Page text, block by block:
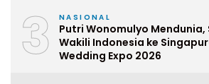
3 NASIONAL
Putri Wonomulyo Mendunia,
Wakili Indonesia ke
Wedding Expo 2026